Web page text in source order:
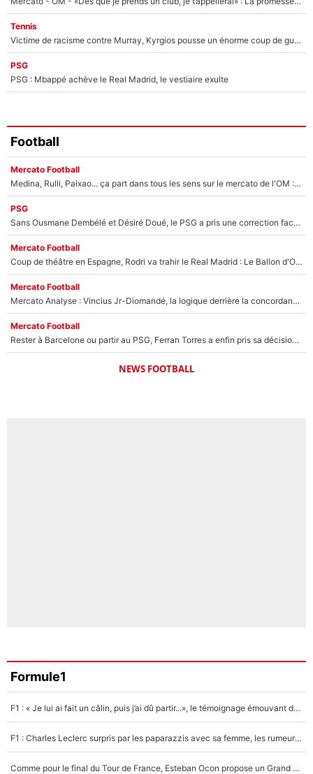
Tennis
Victime de racisme contre Murray, Kyrgios pousse un énorme coup de gueule !
PSG
PSG : Mbappé achève le Real Madrid, le vestiaire exulte
Football
Mercato Football
Medina, Rulli, Paixao... ça part dans tous les sens sur le mercato de l'OM : Frank McCourt va enfin récupérer l'argent qu'il attend ?
PSG
Sans Ousmane Dembélé et Désiré Doué, le PSG a pris une correction face à Majorque : Luis Enrique attend avec impatience des renforts !
Mercato Football
Coup de théâtre en Espagne, Rodri va trahir le Real Madrid : Le Ballon d'Or a choisi de signer au FC Barcelone !
Mercato Football
Mercato Analyse : Vincius Jr-Diomandé, la logique derrière la concordance des temps
Mercato Football
Rester à Barcelone ou partir au PSG, Ferran Torres a enfin pris sa décision : La course contre la montre est lancée !
NEWS FOOTBALL
Formule1
F1 : « Je lui ai fait un câlin, puis j’ai dû partir...», le témoignage émouvant de Max Verstappen sur sa fille
F1 : Charles Leclerc surpris par les paparazzis avec sa femme, les rumeurs étaient vraies !
Comme pour le final du Tour de France, Esteban Ocon propose un Grand Prix de Formule 1 à Paris : «Autour de l’Arc de Triomphe, ce serait génial» !